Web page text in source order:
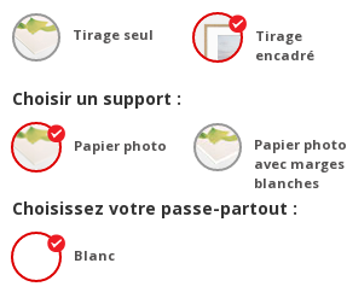
Tirage seul
Tirage
encadré
Choisir un support :
Papier photo
Papier photo
avec marges
blanches
Choisissez votre passe-partout :
Blanc